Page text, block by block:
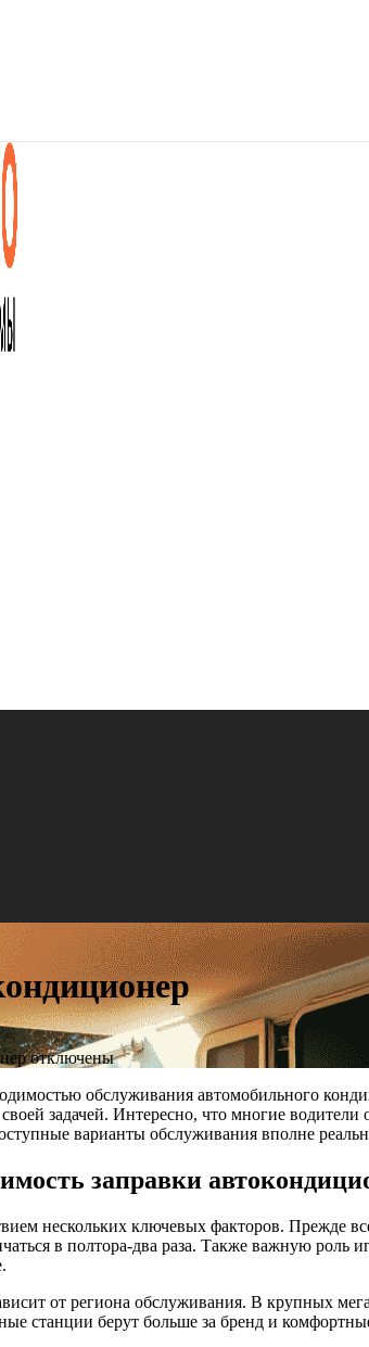
отключены
обслуживания автомобильного
задачей. Интересно, что многие
варианты обслуживания вполне
заправки
нескольких ключевых факторов. Прежде
в полтора-два раза. Также важную роль
от региона обслуживания. В крупных
станции берут больше за бренд и